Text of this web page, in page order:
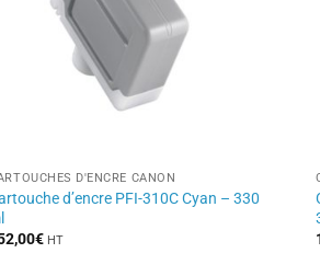
D'ENCRE CANON
d’encre PFI-310C Cyan – 330
€ HT